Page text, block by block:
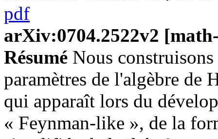
pdf
arXiv:0704.2522v2
Résumé Nous
paramètres de l'algèbre
qui apparaît lors du
« Feynman-like », de la